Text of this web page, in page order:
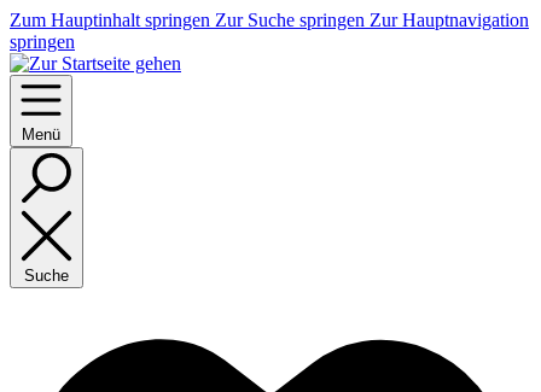
Zum Hauptinhalt springen Zur Suche springen Zur Hauptnavigation
springen
Menü
Suche